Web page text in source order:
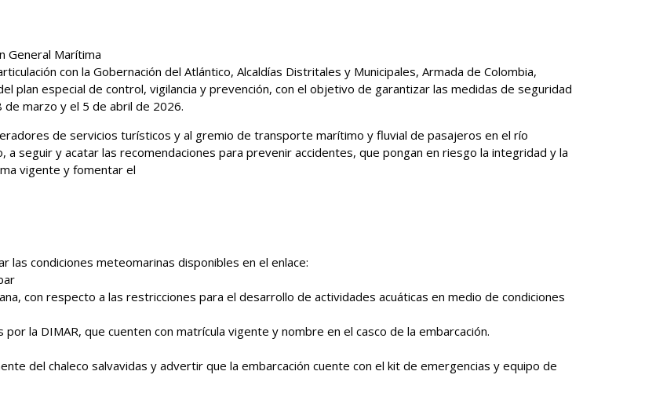
General Marítima
con la Gobernación del Atlántico, Alcaldías Distritales y Municipales, Armada de Colombia,
plan especial de control, vigilancia y prevención, con el objetivo de garantizar las medidas de seguridad
marzo y el 5 de abril de 2026.
de servicios turísticos y al gremio de transporte marítimo y fluvial de pasajeros en el río
seguir y acatar las recomendaciones para prevenir accidentes, que pongan en riesgo la integridad y la
vigente y fomentar el
las condiciones meteomarinas disponibles en el enlace:
con respecto a las restricciones para el desarrollo de actividades acuáticas en medio de condiciones
la DIMAR, que cuenten con matrícula vigente y nombre en el casco de la embarcación.
del chaleco salvavidas y advertir que la embarcación cuente con el kit de emergencias y equipo de